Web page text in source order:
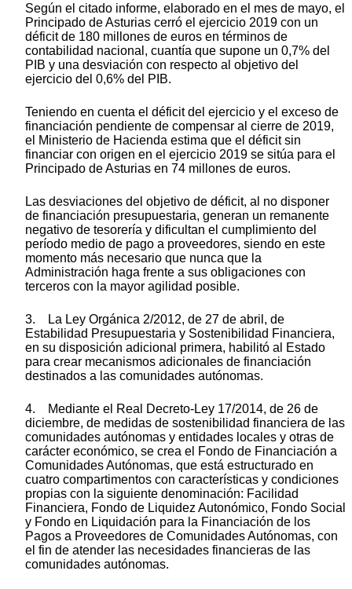
Según el citado informe, elaborado en el mes de mayo, el
Principado de Asturias cerró el ejercicio 2019 con un
déficit de 180 millones de euros en términos de
contabilidad nacional, cuantía que supone un 0,7% del
PIB y una desviación con respecto al objetivo del
ejercicio del 0,6% del PIB.
Teniendo en cuenta el déficit del ejercicio y el exceso de
financiación pendiente de compensar al cierre de 2019,
el Ministerio de Hacienda estima que el déficit sin
financiar con origen en el ejercicio 2019 se sitúa para el
Principado de Asturias en 74 millones de euros.
Las desviaciones del objetivo de déficit, al no disponer
de financiación presupuestaria, generan un remanente
negativo de tesorería y dificultan el cumplimiento del
período medio de pago a proveedores, siendo en este
momento más necesario que nunca que la
Administración haga frente a sus obligaciones con
terceros con la mayor agilidad posible.
3. La Ley Orgánica 2/2012, de 27 de abril, de
Estabilidad Presupuestaria y Sostenibilidad Financiera,
en su disposición adicional primera, habilitó al Estado
para crear mecanismos adicionales de financiación
destinados a las comunidades autónomas.
4. Mediante el Real Decreto-Ley 17/2014, de 26 de
diciembre, de medidas de sostenibilidad financiera de las
comunidades autónomas y entidades locales y otras de
carácter económico, se crea el Fondo de Financiación a
Comunidades Autónomas, que está estructurado en
cuatro compartimentos con características y condiciones
propias con la siguiente denominación: Facilidad
Financiera, Fondo de Liquidez Autonómico, Fondo Social
y Fondo en Liquidación para la Financiación de los
Pagos a Proveedores de Comunidades Autónomas, con
el fin de atender las necesidades financieras de las
comunidades autónomas.